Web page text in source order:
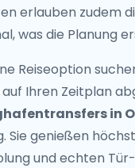
erlauben zudem
was die Planung
Reiseoption
Ihren Zeitplan
in
Sie genießen
und echten